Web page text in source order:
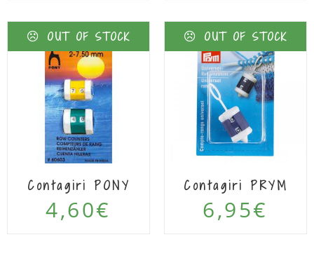
OUT OF STOCK
Contagiri PONY
4,60€
OUT OF STOCK
Contagiri PRYM
6,95€